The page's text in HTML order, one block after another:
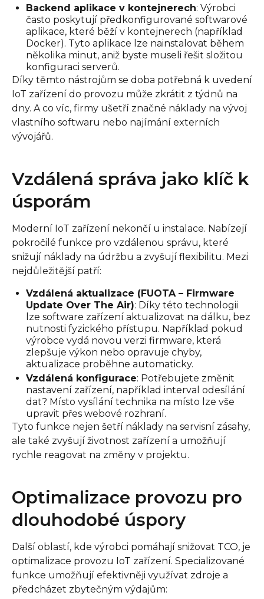
Backend aplikace v kontejnerech: Výrobci
často poskytují předkonfigurované softwarové
aplikace, které běží v kontejnerech (například
Docker). Tyto aplikace lze nainstalovat během
několika minut, aniž byste museli řešit složitou
konfiguraci serverů.
Díky těmto nástrojům se doba potřebná k uvedení
IoT zařízení do provozu může zkrátit z týdnů na
dny. A co víc, firmy ušetří značné náklady na vývoj
vlastního softwaru nebo najímání externích
vývojářů.
Vzdálená správa jako klíč k
úsporám
Moderní IoT zařízení nekončí u instalace. Nabízejí
pokročilé funkce pro vzdálenou správu, které
snižují náklady na údržbu a zvyšují flexibilitu. Mezi
nejdůležitější patří:
Vzdálená aktualizace (FUOTA – Firmware
Update Over The Air): Díky této technologii
lze software zařízení aktualizovat na dálku, bez
nutnosti fyzického přístupu. Například pokud
výrobce vydá novou verzi firmware, která
zlepšuje výkon nebo opravuje chyby,
aktualizace proběhne automaticky.
Vzdálená konfigurace: Potřebujete změnit
nastavení zařízení, například interval odesílání
dat? Místo vysílání technika na místo lze vše
upravit přes webové rozhraní.
Tyto funkce nejen šetří náklady na servisní zásahy,
ale také zvyšují životnost zařízení a umožňují
rychle reagovat na změny v projektu.
Optimalizace provozu pro
dlouhodobé úspory
Další oblastí, kde výrobci pomáhají snižovat TCO, je
optimalizace provozu IoT zařízení. Specializované
funkce umožňují efektivněji využívat zdroje a
předcházet zbytečným výdajům: